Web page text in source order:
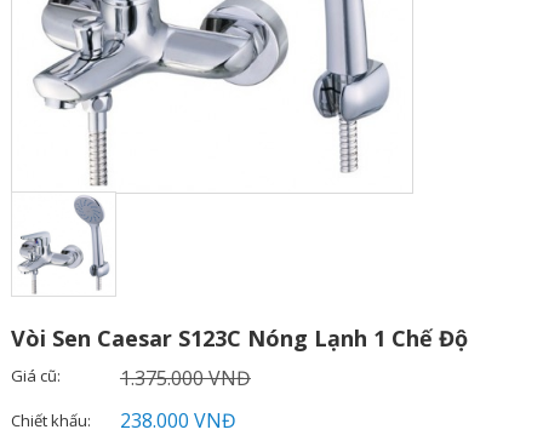
Vòi Sen Caesar S123C Nóng Lạnh 1 Chế Độ
Giá cũ: 1.375.000 VNĐ
Chiết khấu: 238.000 VNĐ